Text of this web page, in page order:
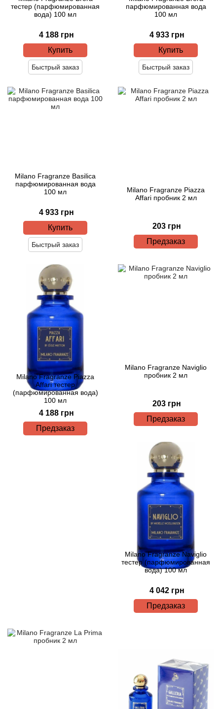
тестер (парфюмированная
вода) 100 мл
4 188 грн
Купить
Быстрый заказ
парфюмированная вода
100 мл
4 933 грн
Купить
Быстрый заказ
Milano Fragranze Basilica
парфюмированная вода
100 мл
4 933 грн
Купить
Быстрый заказ
Milano Fragranze Piazza
Affari пробник 2 мл
203 грн
Предзаказ
Milano Fragranze Piazza
Affari тестер
(парфюмированная вода)
100 мл
4 188 грн
Предзаказ
Milano Fragranze Naviglio
пробник 2 мл
203 грн
Предзаказ
Milano Fragranze Naviglio
тестер (парфюмированная
вода) 100 мл
4 042 грн
Предзаказ
Arte Profumi
Asgharali
Atelier Cologne
Athena's
Attar Collection
Au Pays de la Fleur d’Oranger
Azalia Parfums
Azzaro
Baldessarini
Baldinini
Balenciaga
Balmain
Beso Beach